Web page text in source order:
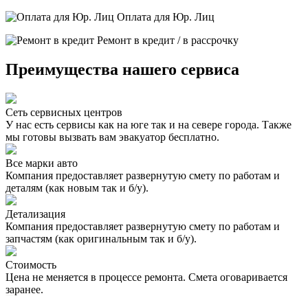
Оплата для Юр. Лиц
Ремонт в кредит / в рассрочку
Преимущества нашего сервиса
Сеть сервисных центров
У нас есть сервисы как на юге так и на севере города. Также
мы готовы вызвать вам эвакуатор бесплатно.
Все марки авто
Компания предоставляет развернутую смету по работам и
деталям (как новым так и б/у).
Детализация
Компания предоставляет развернутую смету по работам и
запчастям (как оригинальным так и б/у).
Стоимость
Цена не меняется в процессе ремонта. Смета оговаривается
заранее.